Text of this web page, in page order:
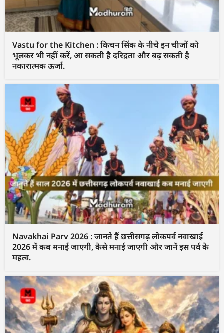
Vastu for the Kitchen : किचन सिंक के नीचे इन चीजों को
भूलकर भी नहीं करें, आ सकती है दरिद्रता और बढ़ सकती है
नकारात्मक ऊर्जा.
Navakhai Parv 2026 : जानते हैं छत्तीसगढ़ लोकपर्व नवाखाई
2026 में कब मनाई जाएगी, कैसे मनाई जाएगी और जानें इस पर्व के
महत्व.